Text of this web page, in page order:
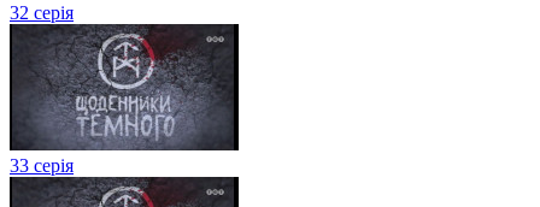
32 серія
33 серія